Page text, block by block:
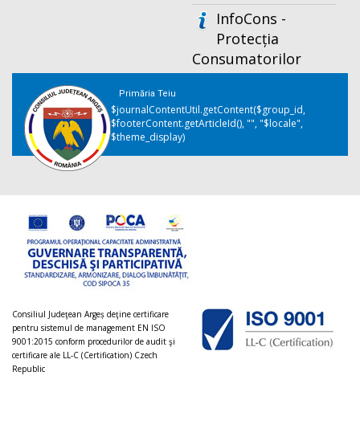
InfoCons -
Protecția
Consumatorilor
Primăria Teiu
$journalContentUtil.getContent($group_id,
$footerContent.getArticleId(), "", "$locale",
$theme_display)
Consiliul Judeţean Argeș deţine certificare
pentru sistemul de management EN ISO
9001:2015 conform procedurilor de audit şi
certificare ale LL-C (Certification) Czech
Republic